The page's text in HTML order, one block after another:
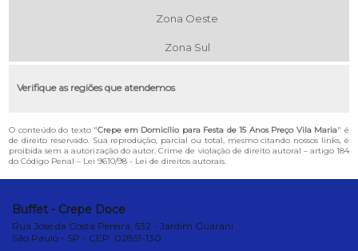
Zona Oeste
Zona Sul
Verifique as regiões que atendemos
O conteúdo do texto "Crepe em Domicílio para Festa de 15 Anos Preço Vila Maria" é
de direito reservado. Sua reprodução, parcial ou total, mesmo citando nossos links, é
proibida sem a autorização do autor. Crime de violação de direito autoral – artigo 184
do Código Penal – Lei 9610/98 - Lei de direitos autorais.
Buffet - Crepe Doce
Rua José da Costa Pereira, 532 - Jardim Guarani
São Paulo - SP - CEP: 02851-130